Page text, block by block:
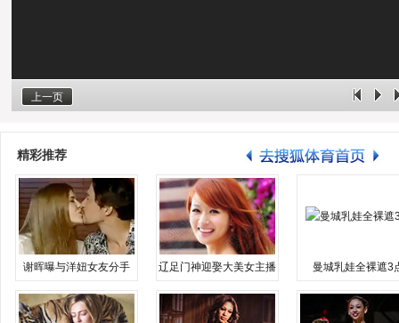
上一页
精彩推荐
谢晖曝与洋妞女友分手 辽足门神迎娶大美女主播 曼城乳娃全裸遮3